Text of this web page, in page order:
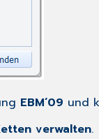
EBM‘09 und
verwalten.